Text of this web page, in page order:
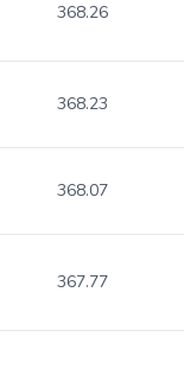
368.26
368.23
368.07
367.77